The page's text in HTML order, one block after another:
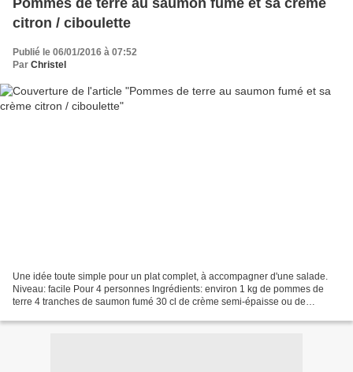
Pommes de terre au saumon fumé et sa crème
citron / ciboulette
Publié le 06/01/2016 à 07:52
Par Christel
Une idée toute simple pour un plat complet, à accompagner d'une salade.
Niveau: facile Pour 4 personnes Ingrédients: environ 1 kg de pommes de
terre 4 tranches de saumon fumé 30 cl de crème semi-épaisse ou de